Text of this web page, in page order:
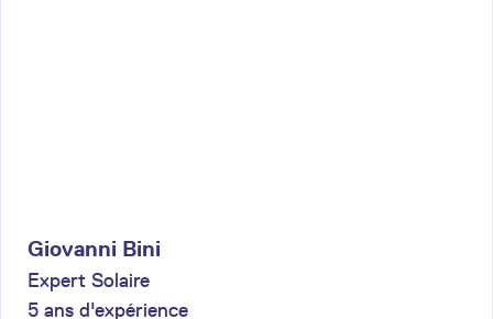
Giovanni Bini
Expert Solaire
5 ans d'expérience